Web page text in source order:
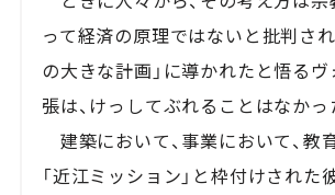
って経済の原理ではないと批判され
の大きな計画」に導かれたと悟る
張は、けっしてぶれることはなかっ
建築において、事業において、教
「近江ミッション」と枠付けされた